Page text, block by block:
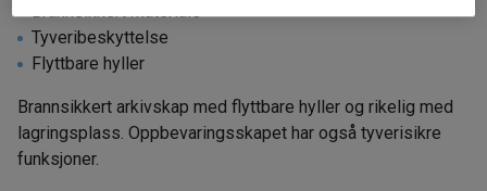
Brannsikkert materiale
Tyveribeskyttelse
Flyttbare hyller
Brannsikkert arkivskap med flyttbare hyller og rikelig med
lagringsplass. Oppbevaringsskapet har også tyverisikre
funksjoner.